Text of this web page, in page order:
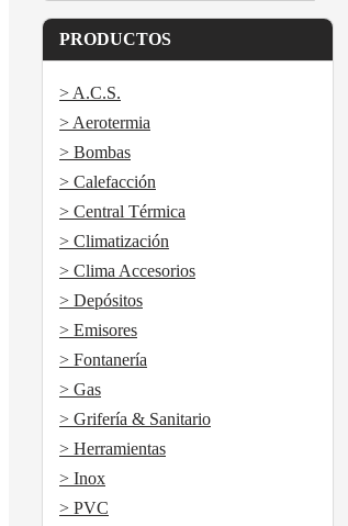
PRODUCTOS
> A.C.S.
> Aerotermia
> Bombas
> Calefacción
> Central Térmica
> Climatización
> Clima Accesorios
> Depósitos
> Emisores
> Fontanería
> Gas
> Grifería & Sanitario
> Herramientas
> Inox
> PVC